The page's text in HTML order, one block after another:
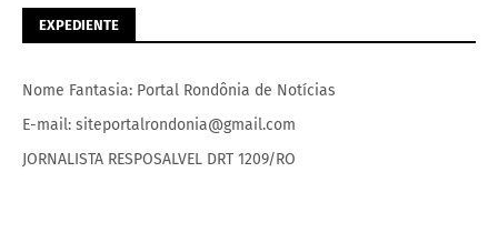
EXPEDIENTE
Nome Fantasia: Portal Rondônia de Notícias
E-mail: siteportalrondonia@gmail.com
JORNALISTA RESPOSALVEL DRT 1209/RO